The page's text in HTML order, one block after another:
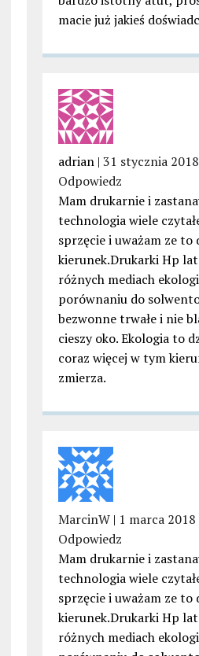
macie już jakieś
adrian | 31 stycznia
Odpowiedz
Mam drukarnie i
technologia wiele
sprzęcie i uważam ze to
kierunek.Drukarki Hp
różnych mediach
porównaniu do
bezwonne trwałe i nie
cieszy oko. Ekologia to
coraz więcej w tym
zmierza.
MarcinW| 1 marca
Odpowiedz
Mam drukarnie i
technologia wiele
sprzęcie i uważam ze to
kierunek.Drukarki Hp
różnych mediach